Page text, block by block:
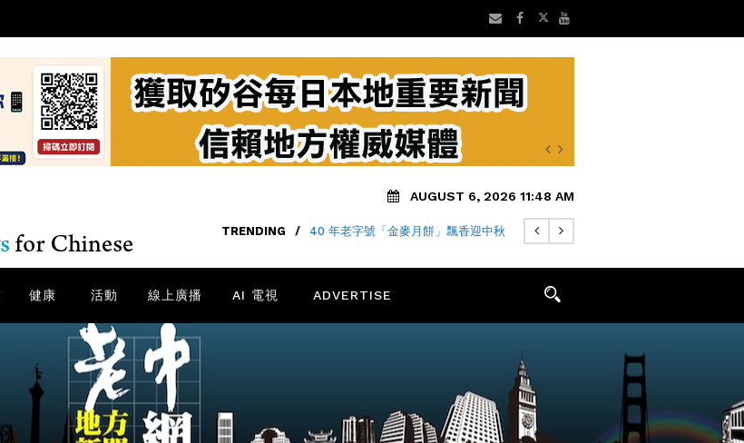
AUGUST 6, 2026 11:48 AM
TRENDING / 40 年老字號「金麥月餅」飄香迎中秋
健康 活動 線上廣播 AI 電視 ADVERTISE